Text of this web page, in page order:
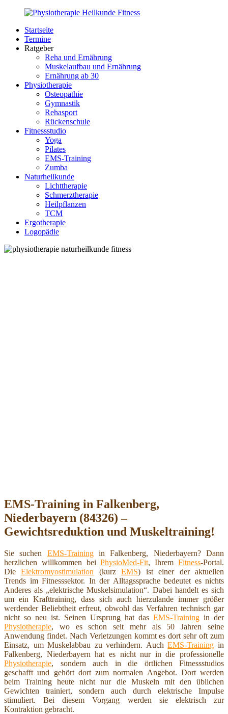
Zurück
Inhalt
PhysioMed-
Fit.de
Gesundheit
Startseite
Termine
Ratgeber
Reha und Ernährung
Muskelaufbau und Ernährung
Ernährung ab 30
Physiotherapie
Osteopathie
Gymnastik
Rehasport
Rückenschule
Fitnessstudio
Yoga
Pilates
EMS-Training
Zumba
Naturheilkunde
Lichttherapie
Schmerztherapie
Heilpflanzen
TCM
Ergotherapie
Logopädie
EMS-Training in Falkenberg,
Niederbayern (84326) –
Gewichtsreduktion und Muskeltraining!
Sie suchen EMS-Trainingin Falkenberg, Niederbayern? Dann
herzlichen willkommen beiPhysioMed-Fit, IhremFitness-Portal.
DieElektromyostimulation (kurzEMS) ist einer der aktuellen
Trends im Fitnesssektor. In der Alltagssprache bedeutet es nichts
Anderes als „elektrische Muskelsimulation“. Dabei handelt es sich
um ein Krafttraining, dass sich auch hierzulande immer größer
werdender Beliebtheit erfreut, obwohl das Verfahren technisch gar
nicht so neu ist. Seinen Ursprung hat das EMS-Training in der
Physiotherapie, wo es schon seit mehr als 50 Jahren seine
Anwendung findet. Nach Verletzungen kommt es dort sehr oft zum
Einsatz, um Muskelabbau zu verhindern. AuchEMS-Training in
Falkenberg, Niederbayern hat es nicht nur in die professionelle
Physiotherapie, sondern auch in die örtlichen Fitnessstudios
geschafft und gehört dort zum normalen Angebot. Dort werden
beim Training heute nicht nur die Muskeln mit den üblichen
Gewichten trainiert, sondern auch durch elektrische Impulse
stimuliert. Bei diesem Vorgang werden sie elektrisch zur
Kontraktion gebracht.